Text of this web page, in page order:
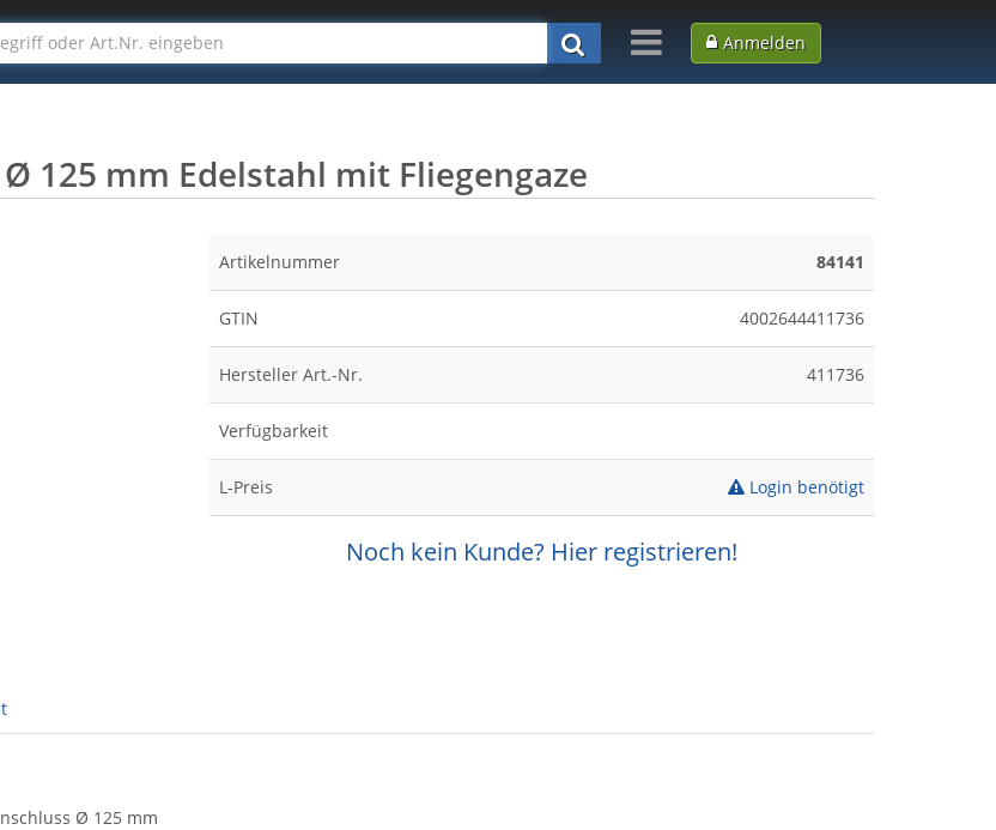
Anmelden
125 mm Edelstahl mit Fliegengaze
Artikelnummer 84141
GTIN 4002644411736
Hersteller Art.-Nr. 411736
Verfügbarkeit
L-Preis Login benötigt
Noch kein Kunde? Hier registrieren!
Ø 125 mm